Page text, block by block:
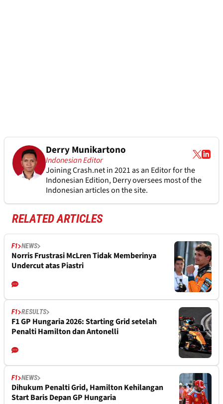
Derry Munikartono
Indonesian Editor
Joining Crash.net in 2021 as an Editor for the
Indonesian Edition, Derry oversees most of the
Indonesian articles on the site.
RELATED ARTICLES
F1 NEWS
Norris Frustrasi McLren Tidak Memberinya
Undercut atas Piastri
F1 RESULTS
F1 GP Hungaria 2026: Starting Grid setelah
Penalti Hamilton dan Antonelli
F1 NEWS
Dihukum Penalti Grid, Hamilton Kehilangan
Start Baris Depan GP Hungaria